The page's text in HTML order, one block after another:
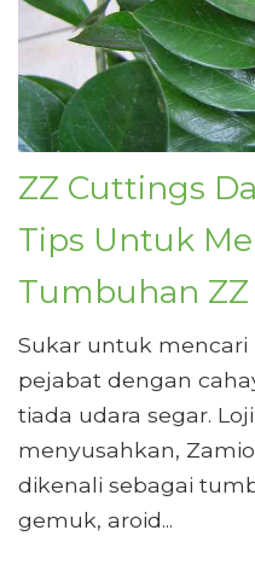
ZZ Cuttings
Tips Untuk
Tumbuhan ZZ
Sukar untuk mencari
pejabat dengan
tiada udara segar.
menyusahkan,
dikenali sebagai
gemuk, aroid...